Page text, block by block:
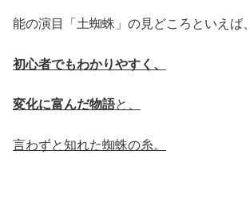
能の演目「土蜘蛛」の見どころといえば、
初心者でもわかりやすく、
変化に富んだ物語と、
言わずと知れた蜘蛛の糸。